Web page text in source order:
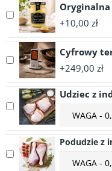
BULION
DROBIOWY
350ml
Select
accessory
Oryginalna
Musztarda
Dijon
Maille
215g
+10,00 zł
Select
accessory
termometr
kuchenny
do
mięsa
GEFU
HÄNDI®
Cyfrowy
+249,00 zł
Select
accessory
indyka
Udziec z
Choose
accessory
Udziec
Select
accessory
Podudzie z